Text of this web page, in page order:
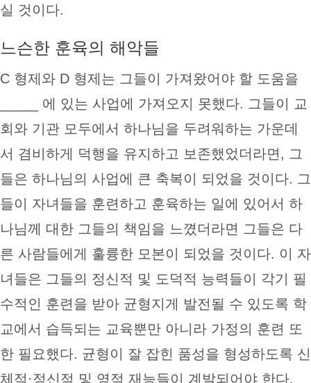
실 것이다.
느슨한 훈육의 해악들
C 형제와 D 형제는 그들이 가져왔어야 할 도움을
_____ 에 있는 사업에 가져오지 못했다. 그들이 교
회와 기관 모두에서 하나님을 두려워하는 가운데
서 겸비하게 덕행을 유지하고 보존했었더라면, 그
들은 하나님의 사업에 큰 축복이 되었을 것이다. 그
들이 자녀들을 훈련하고 훈육하는 일에 있어서 하
나님께 대한 그들의 책임을 느꼈더라면 그들은 다
른 사람들에게 훌륭한 모본이 되었을 것이다. 이 자
녀들은 그들의 정신적 및 도덕적 능력들이 각기 필
수적인 훈련을 받아 균형지게 발전될 수 있도록 학
교에서 습득되는 교육뿐만 아니라 가정의 훈련 또
한 필요했다. 균형이 잘 잡힌 품성을 형성하도록 신
체적·정신적 및 영적 재능들이 계발되어야 한다.